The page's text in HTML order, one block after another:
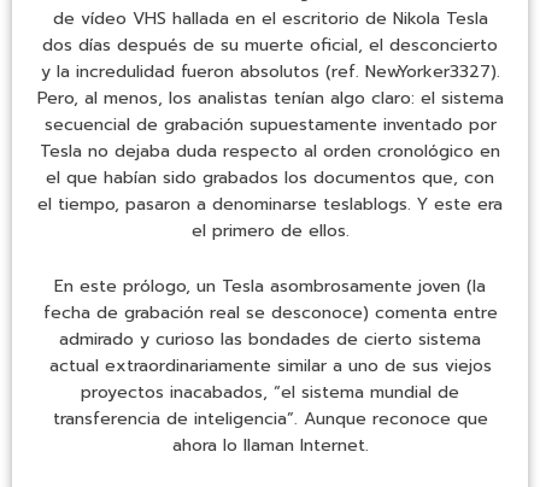
de vídeo VHS hallada en el escritorio de Nikola Tesla
dos días después de su muerte oficial, el desconcierto
y la incredulidad fueron absolutos (ref. NewYorker3327).
Pero, al menos, los analistas tenían algo claro: el sistema
secuencial de grabación supuestamente inventado por
Tesla no dejaba duda respecto al orden cronológico en
el que habían sido grabados los documentos que, con
el tiempo, pasaron a denominarse teslablogs. Y este era
el primero de ellos.
En este prólogo, un Tesla asombrosamente joven (la
fecha de grabación real se desconoce) comenta entre
admirado y curioso las bondades de cierto sistema
actual extraordinariamente similar a uno de sus viejos
proyectos inacabados, “el sistema mundial de
transferencia de inteligencia”. Aunque reconoce que
ahora lo llaman Internet.